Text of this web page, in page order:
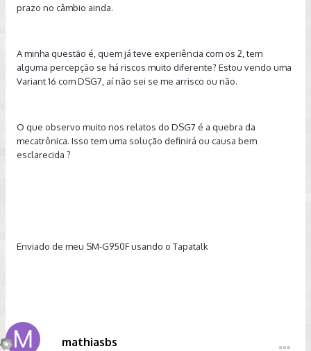
prazo no câmbio ainda.
A minha questão é, quem já teve experiência com os 2, tem
alguma percepção se há riscos muito diferente? Estou vendo uma
Variant 16 com DSG7, aí não sei se me arrisco ou não.
O que observo muito nos relatos do DSG7 é a quebra da
mecatrônica. Isso tem uma solução definirá ou causa bem
esclarecida ?
Enviado de meu SM-G950F usando o Tapatalk
mathiasbs